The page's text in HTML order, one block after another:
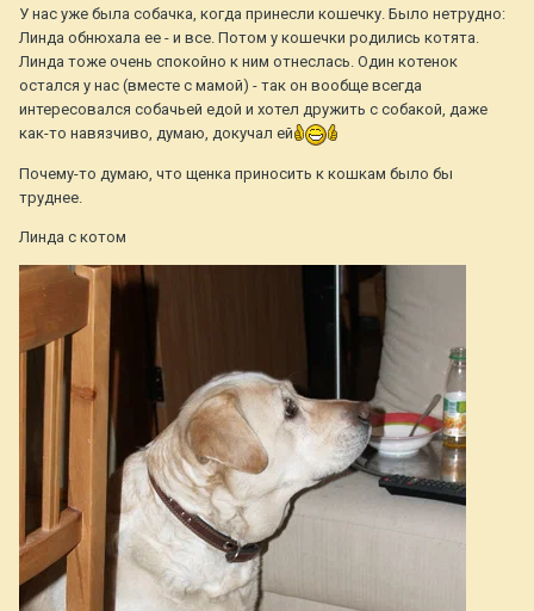
У нас уже была собачка, когда принесли кошечку. Было нетрудно:
Линда обнюхала ее - и все. Потом у кошечки родились котята.
Линда тоже очень спокойно к ним отнеслась. Один котенок
остался у нас (вместе с мамой) - так он вообще всегда
интересовался собачьей едой и хотел дружить с собакой, даже
как-то навязчиво, думаю, докучал ей
Почему-то думаю, что щенка приносить к кошкам было бы
труднее.
Линда с котом